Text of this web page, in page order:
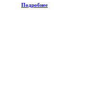
Подробнее